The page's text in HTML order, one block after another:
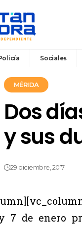
Sociales
MÉRIDA
Dos
y sus
29 diciembre, 2017
7 de enero